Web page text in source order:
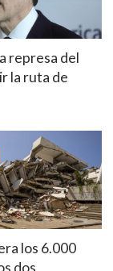
represa del
la ruta de
los 6.000
dos